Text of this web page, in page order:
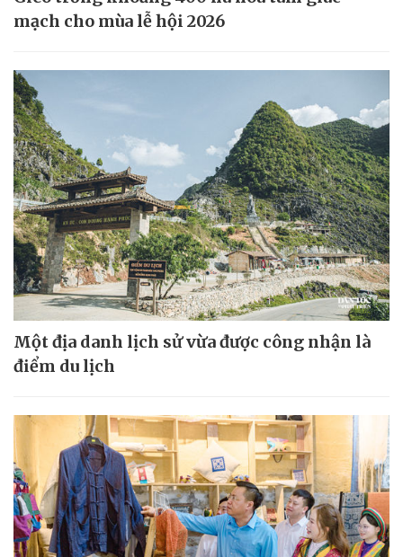
mạch cho mùa lễ hội 2026
Một địa danh lịch sử vừa được công nhận là
điểm du lịch